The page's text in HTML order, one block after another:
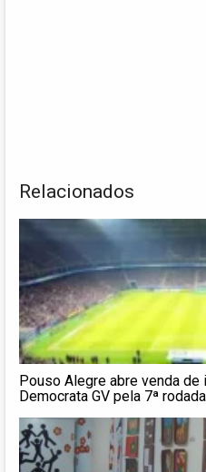
Relacionados
Pouso Alegre abre venda
Democrata GV pela 7ª